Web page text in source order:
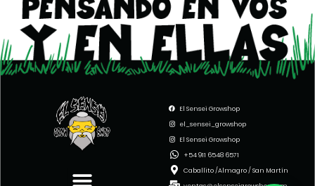
El Sensei Growshop
el_sensei_growshop
El Sensei Growshop
+54 911 6548 6571
Caballito /Almagro / San Martín